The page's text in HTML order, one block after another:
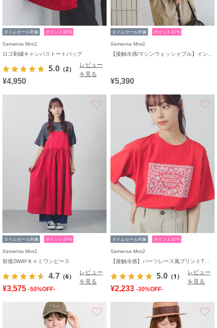
タイムセール対象 ポイント10%
Samansa Mos2
ロゴ刺繍キャンバストートバッグ
5.0 （2）
レビュー
を見る
¥4,950
タイムセール対象 ポイント10%
Samansa Mos2
¥5,390
タイムセール対象 ポイント10%
Samansa Mos2
前後2WAYキャミワンピース
4.7 （6）
レビュー
を見る
¥3,575 -50%OFF-
タイムセール対象 ポイント10%
Samansa Mos2
5.0 （1）
レビュー
を見る
¥2,233 -30%OFF-